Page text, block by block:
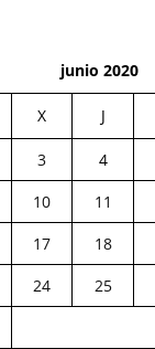
junio 2020
X J
3 4
10 11
17 18
24 25